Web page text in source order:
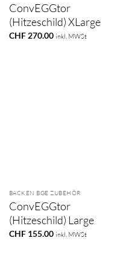
ConvEGGtor
(Hitzeschild) XLarge
CHF270.00 inkl. MWSt
BACKEN BGE ZUBEHÖR
ConvEGGtor
(Hitzeschild) Large
CHF155.00 inkl. MWSt